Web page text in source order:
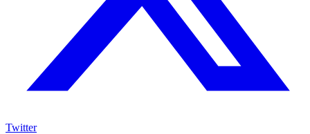
Twitter